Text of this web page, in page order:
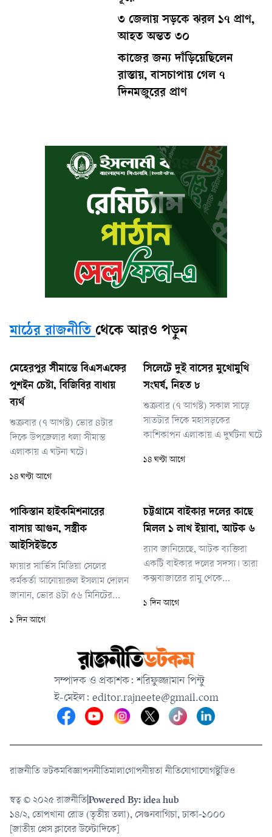
৩ জেলায় সড়কে ঝরল ১৭ প্রাণ,
আহত অন্তত ৩০
কাজের জন্য দাঁড়িয়েছিলেন
রাস্তায়, বাসচাপায় গেল ৭
দিনমজুরের প্রাণ
মাঠের রাজনীতি থেকে আরও পড়ুন
মেহেরপুর সীমান্তে বিএসএফের
পুশইন চেষ্টা, বিজিবির বাধায়
ব্যর্থ
শুক্রবার (৭ আগস্ট) ভোর ৪টার
দিকে উপজেলার ধলা সীমান্ত
এলাকায় এ ঘটনা ঘটে।
১৪ ঘণ্টা আগে
সিলেটে দুই বাসের মুখোমুখি
সংঘর্ষ, নিহত ৮
শুক্রবার (৭ আগস্ট) সকাল সাড়ে
সাতটার দিকে মহাসড়কের
কাশিকাপন এলাকায় এ দুর্ঘটনা ঘটে
১৪ ঘণ্টা আগে
পাকিস্তান হাইকমিশনারের
বাসায় আগুন, সস্ত্রীক
আইসিইউতে
ফায়ার সার্ভিস মিডিয়া সেলের
কর্মকর্তা আনোয়ারুল ইসলাম দোলন
জানান, ভোর ৪টা ৫৬ মিনিটের
ফায়ার সার্ভিস। দ্রুত দুটি ইউনিট
আগুন নিয়ন্ত্রণে আনে। আগুন
পুরোপুরি নেভানো সম্ভব হয় ৫টা
১ দিন আগে
চট্টগ্রামে বাইকার দলের কাছে
মিলল ১ লাখ ইয়াবা, আটক ৬
র‌্যাব জানিয়েছে, আটক ব্যক্তিরা
একটি বাইকার দলের সদস্য। তারা
কক্সবাজারের রামু থেকে
চট্টগ্রামে আসছিলেন। বাইক
আসছিলেন।
১ দিন আগে
সম্পাদক ও প্রকাশক: শরিফুজ্জামান পিন্টু
ই-মেইল: editor.rajneete@gmail.com
রাজনীতি ডটকমবিজ্ঞাপননীতিমালাগোপনীয়তা নীতিযোগাযোগস্টুডিও
স্বত্ব © ২০২৫ রাজনীতিPowered By: idea hub
১৪/২, তোপখানা রোড (তৃতীয় তলা), সেগুনবাগিচা, ঢাকা-১০০০
[জাতীয় প্রেস ক্লাবের উল্টোদিকে]